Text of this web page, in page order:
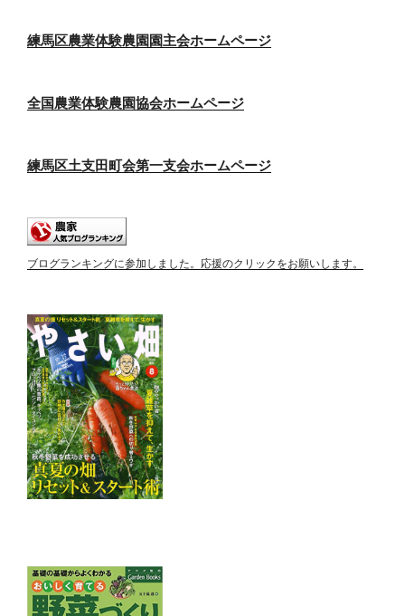
練馬区農業体験農園園主会ホームページ
全国農業体験農園協会ホームページ
練馬区土支田町会第一支会ホームページ
ブログランキングに参加しました。応援のクリックをお願いします。